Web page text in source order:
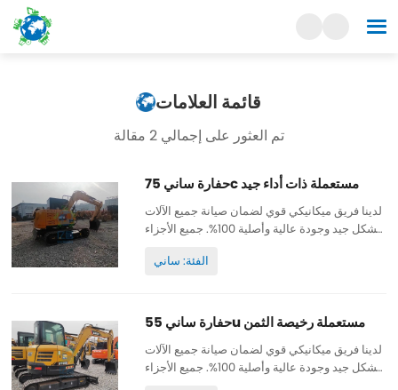
قائمة العلامات
تم العثور على إجمالي 2 مقالة
حفارة ساني 75c مستعملة ذات أداء جيد
لدينا فريق ميكانيكي قوي لضمان صيانة جميع الآلات
بشكل جيد وجودة عالية وأصلية 100%. جميع الأجزاء
عمل منخفضة وطلاء أصلي ورخيص وعالي الجودة.
الفئة: ساني
حفارة ساني 55u مستعملة رخيصة الثمن
لدينا فريق ميكانيكي قوي لضمان صيانة جميع الآلات
بشكل جيد وجودة عالية وأصلية 100%. جميع الأجزاء